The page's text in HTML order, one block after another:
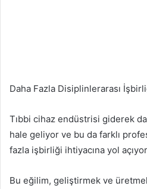
Daha Fazla Disiplinlerarası
Tıbbi cihaz endüstrisi giderek
hale geliyor ve bu da farklı
fazla işbirliği ihtiyacına yol
Bu eğilim, geliştirmek ve